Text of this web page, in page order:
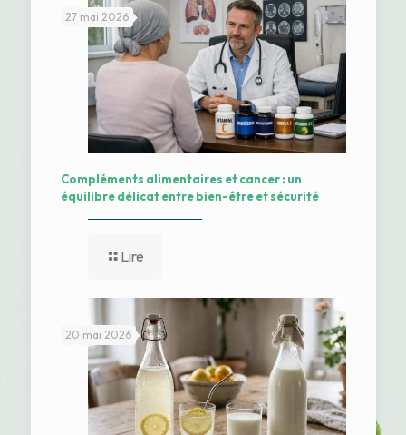
27 mai 2026
Compléments alimentaires et cancer : un
équilibre délicat entre bien-être et sécurité
Lire
20 mai 2026